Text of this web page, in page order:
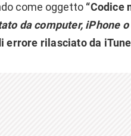
come oggetto “Codice
da computer, iPhone
errore rilasciato da